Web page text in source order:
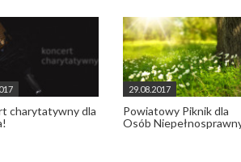
charytatywny dla
29.08.2017
Powiatowy Piknik dla
Osób